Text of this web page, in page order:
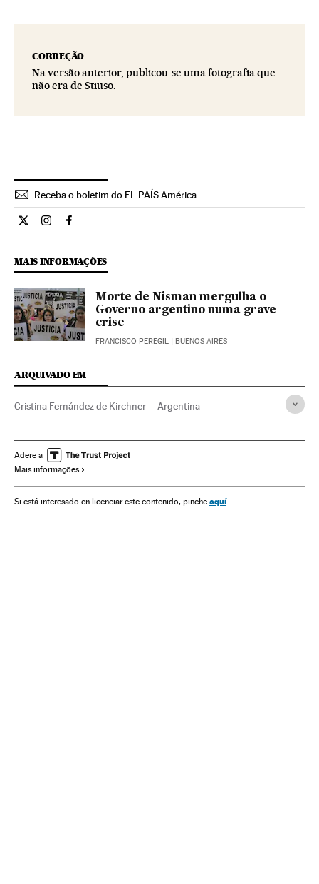
CORREÇÃO
Na versão anterior, publicou-se uma fotografia que
não era de Stiuso.
Receba o boletim do EL PAÍS América
Internacional El País Brasil en Twitter
Internacional El País Brasil en Instagram
Internacional El País Brasil en Facebook
MAIS INFORMAÇÕES
Morte de Nisman mergulha o
Governo argentino numa grave
crise
FRANCISCO PEREGIL | BUENOS AIRES
ARQUIVADO EM
Cristina Fernández de Kirchner Argentina
Casos por resolver Investigação judicial
Casos judiciais
Adere a
Mais informações
Si está interesado en licenciar este contenido, pinche aquí